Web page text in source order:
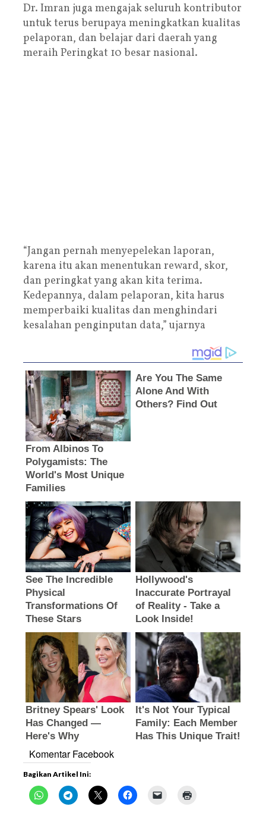
Dr. Imran juga mengajak seluruh kontributor
untuk terus berupaya meningkatkan kualitas
pelaporan, dan belajar dari daerah yang
meraih Peringkat 10 besar nasional.
“Jangan pernah menyepelekan laporan,
karena itu akan menentukan reward, skor,
dan peringkat yang akan kita terima.
Kedepannya, dalam pelaporan, kita harus
memperbaiki kualitas dan menghindari
kesalahan penginputan data,” ujarnya
Komentar Facebook
Bagikan Artikel Ini: